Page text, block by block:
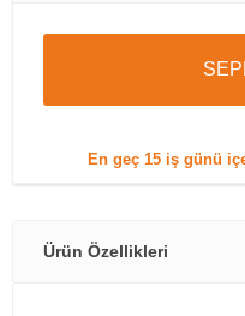
En geç 15 iş günü
Ürün Özellikleri